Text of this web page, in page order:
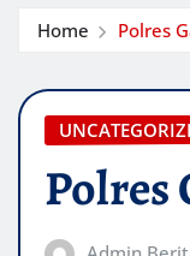
Home Polres
Polres